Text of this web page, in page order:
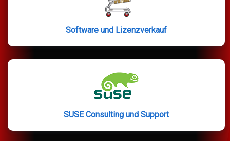
Software und Lizenzverkauf
SUSE Consulting und Support